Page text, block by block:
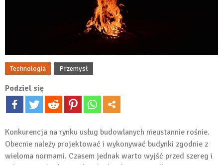
Technologia Przemysł
Podziel się
Konkurencja na rynku usług budowlanych nieustannie rośnie.
Obecnie należy projektować i wykonywać budynki zgodnie z
wieloma normami. Czasem jednak warto wyjść przed szereg i